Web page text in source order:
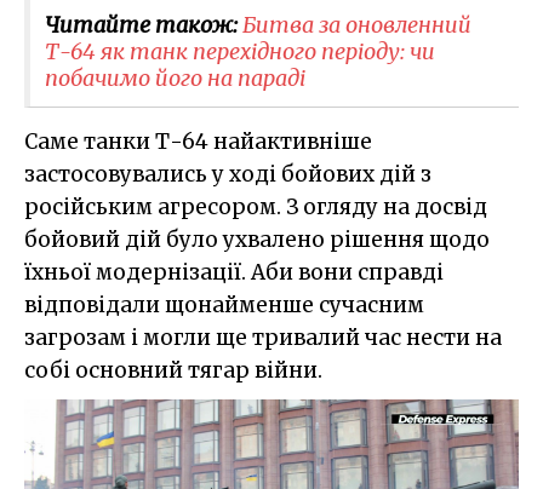
Читайте також:Битва за оновленний
Т-64 як танк перехідного періоду: чи
побачимо його на параді
Саме танки Т-64 найактивніше
застосовувались у ході бойових дій з
російським агресором. З огляду на досвід
бойовий дій було ухвалено рішення щодо
їхньої модернізації. Аби вони справді
відповідали щонайменше сучасним
загрозам і могли ще тривалий час нести на
собі основний тягар війни.